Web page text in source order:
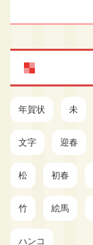
年賀状 未
文字 迎春
松 初春
竹 絵馬
ハンコ